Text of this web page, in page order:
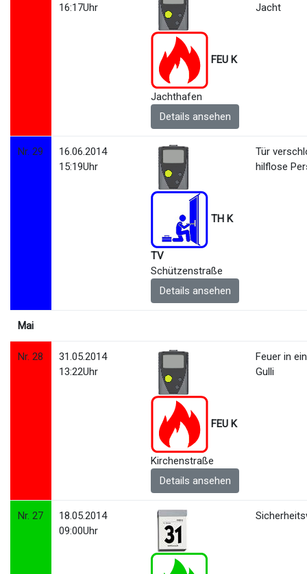
16:17Uhr
FEU K
Jachthafen
Details ansehen
Jacht
Nr. 29
16.06.2014
15:19Uhr
TH K
TV
Schützenstraße
Details ansehen
Tür
hilflose
Mai
Nr. 28
31.05.2014
13:22Uhr
FEU K
Kirchenstraße
Details ansehen
Feuer in
Gulli
Nr. 27
18.05.2014
09:00Uhr